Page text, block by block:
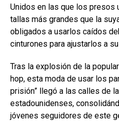
Unidos en las que los presos
tallas más grandes que la
obligados a usarlos caídos
cinturones para ajustarlos a
Tras la explosión de la
hop, esta moda de usar los
prisión” llegó a las calles de
estadounidenses,
jóvenes seguidores de este